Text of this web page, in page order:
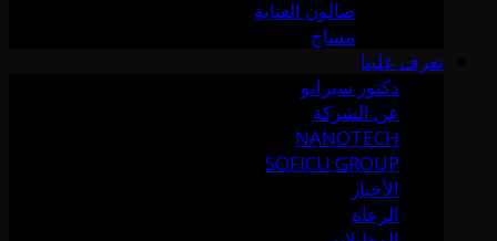
صالون العناية
مساج
تعرف علينا
دكتور سيرانو
عن الشركة
NANOTECH
SOFICU GROUP
الأخبار
الرعاة